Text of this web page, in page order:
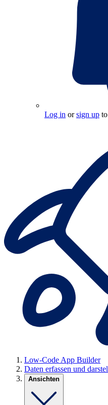
Log in orsign up
Low-Code App Builder
Daten erfassen und
Ansichten